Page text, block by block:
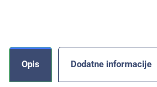
Opis Dodatne informacije